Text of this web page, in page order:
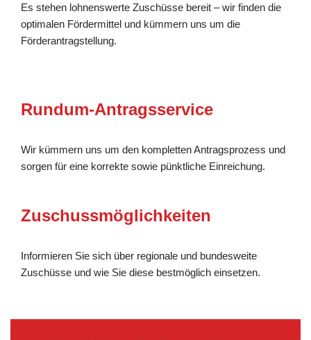
Es stehen lohnenswerte Zuschüsse bereit – wir finden die
optimalen Fördermittel und kümmern uns um die
Förderantragstellung.
Rundum-Antragsservice
Wir kümmern uns um den kompletten Antragsprozess und
sorgen für eine korrekte sowie pünktliche Einreichung.
Zuschussmöglichkeiten
Informieren Sie sich über regionale und bundesweite
Zuschüsse und wie Sie diese bestmöglich einsetzen.